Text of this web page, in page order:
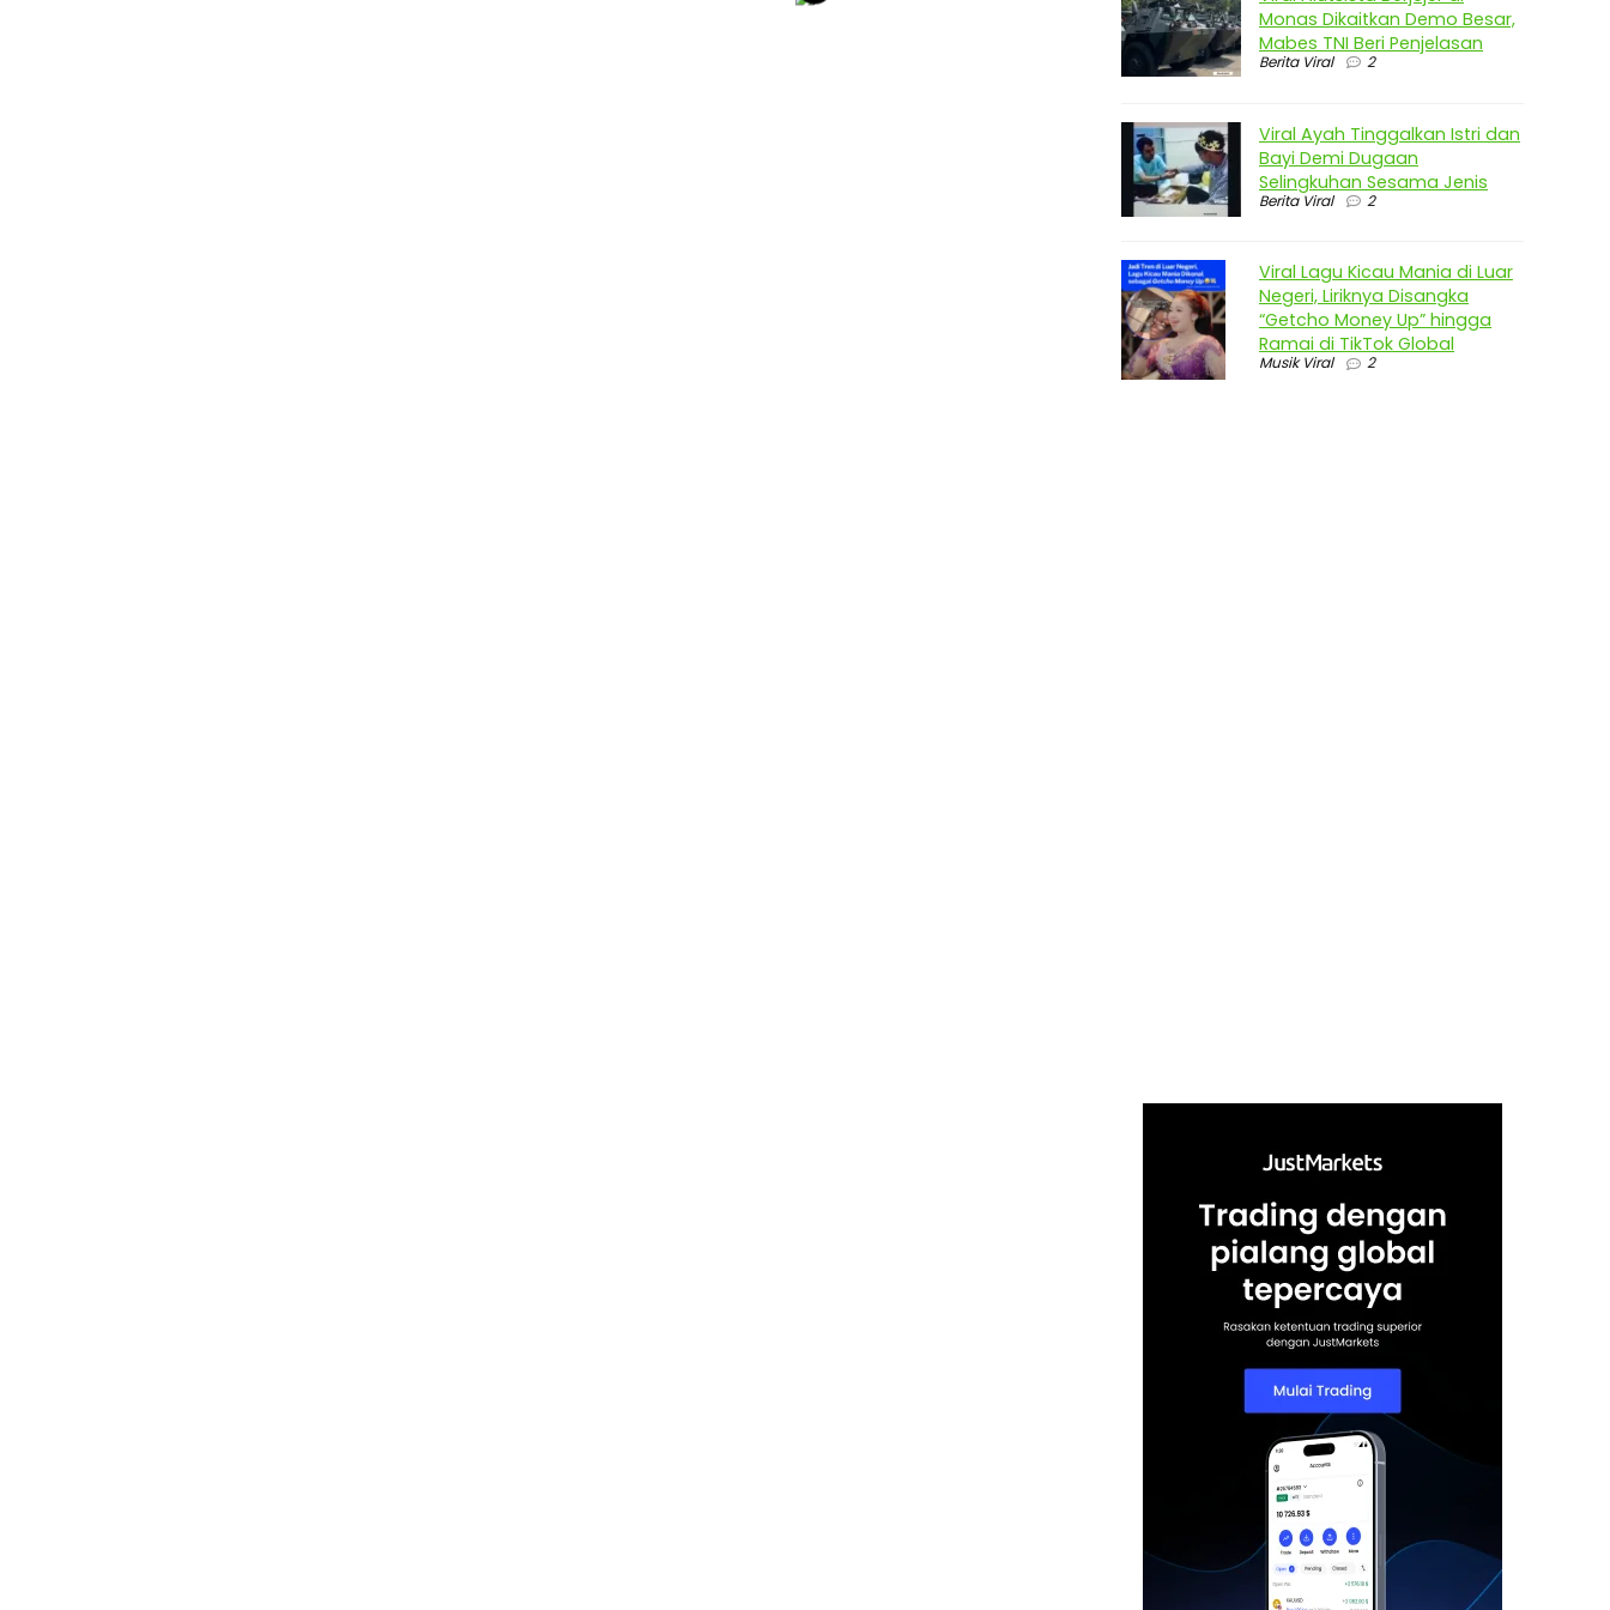
Monas Dikaitkan Demo Besar,
Mabes TNI Beri Penjelasan
Berita Viral 2
Viral Ayah Tinggalkan Istri dan
Bayi Demi Dugaan
Selingkuhan Sesama Jenis
Berita Viral 2
Viral Lagu Kicau Mania di Luar
Negeri, Liriknya Disangka
“Getcho Money Up” hingga
Ramai di TikTok Global
Musik Viral 2